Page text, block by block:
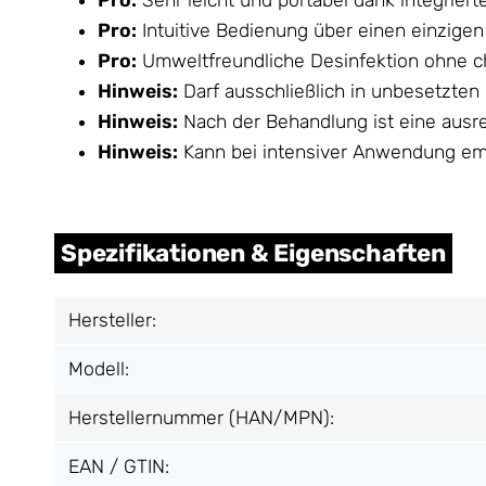
Pro: Intuitive Bedienung über einen
Pro: Umweltfreundliche Desinfektion ohne
Hinweis: Darf ausschließlich in
Hinweis: Nach der Behandlung ist eine
Hinweis: Kann bei intensiver Anwendung
Spezifikationen & Eigenschaften
Hersteller:
Modell:
Herstellernummer (HAN/MPN):
EAN / GTIN: